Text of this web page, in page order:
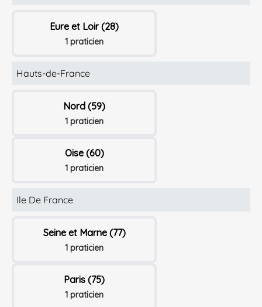
Eure et Loir (28)
1 praticien
Hauts-de-France
Nord (59)
1 praticien
Oise (60)
1 praticien
Ile De France
Seine et Marne (77)
1 praticien
Paris (75)
1 praticien